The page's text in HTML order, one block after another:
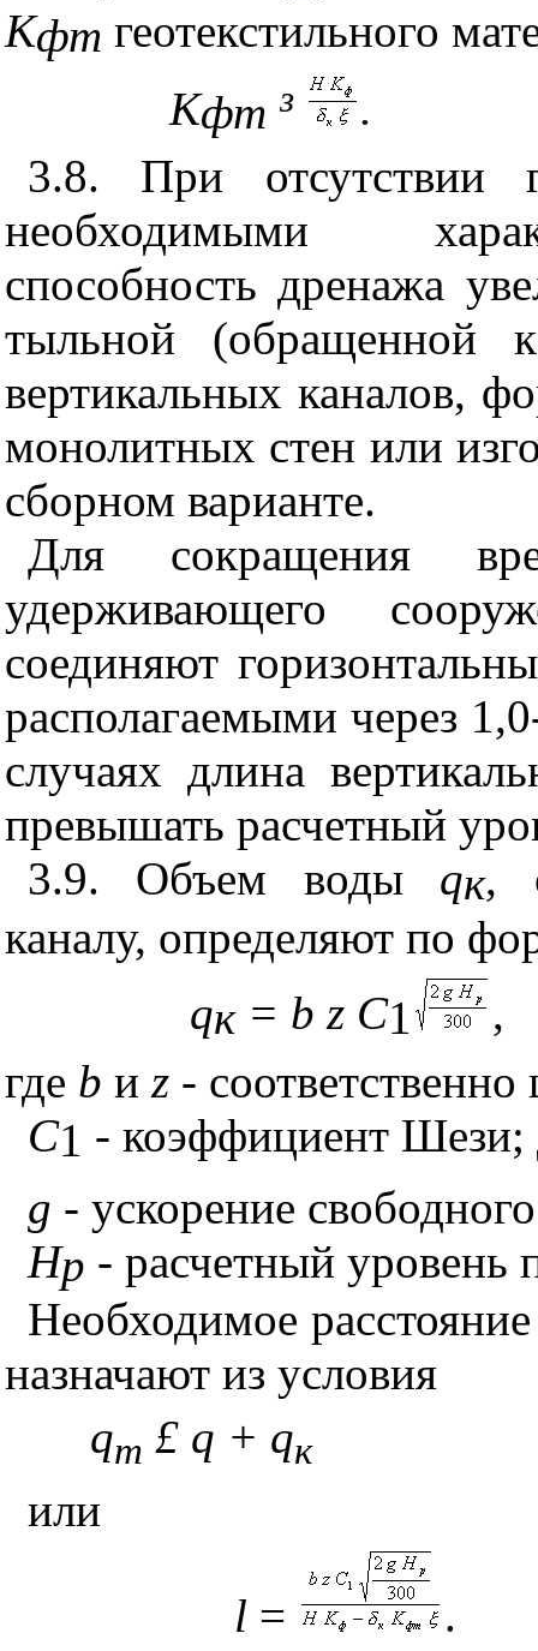
Kфт геотекстильного
Kфт ³
.
3.8. При отсутствии
необходимыми
способность дренажа
тыльной (обращенной
вертикальных каналов,
монолитных стен или
сборном варианте.
Для сокращения
удерживающего
соединяют
располагаемыми через
случаях длина
превышать расчетный
3.9. Объем воды qк,
каналу, определяют по
qк = b z C1
,
где b и z -
С1 - коэффициент Шези;
g - ускорение
Hp - расчетный уровень
Необходимое
назначают из условия
qm £ q + qк
или
l =
.